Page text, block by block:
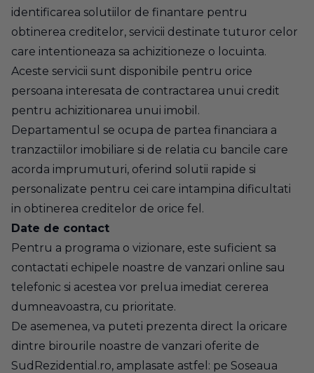
identificarea solutiilor de finantare pentru
obtinerea creditelor, servicii destinate tuturor celor
care intentioneaza sa achizitioneze o locuinta.
Aceste servicii sunt disponibile pentru orice
persoana interesata de contractarea unui credit
pentru achizitionarea unui imobil.
Departamentul se ocupa de partea financiara a
tranzactiilor imobiliare si de relatia cu bancile care
acorda imprumuturi, oferind solutii rapide si
personalizate pentru cei care intampina dificultati
in obtinerea creditelor de orice fel.
Date de contact
Pentru a programa o vizionare, este suficient sa
contactati echipele noastre de vanzari online sau
telefonic si acestea vor prelua imediat cererea
dumneavoastra, cu prioritate.
De asemenea, va puteti prezenta direct la oricare
dintre birourile noastre de vanzari oferite de
SudRezidential.ro, amplasate astfel: pe Soseaua